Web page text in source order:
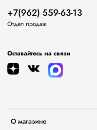
О магазине
+7(962) 559-63-13
Отдел продаж
Оставайтесь на связи